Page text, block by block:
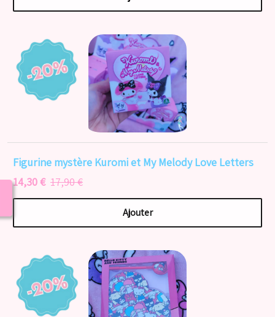
Figurine mystère Kuromi et My Melody Love Letters
14,30 € 17,90 €
Ajouter